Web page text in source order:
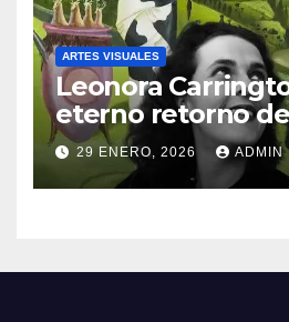
ARTES VISUALES
Leonora
eterno retorno
a la capital
29 ENERO, 2026 ADMIN